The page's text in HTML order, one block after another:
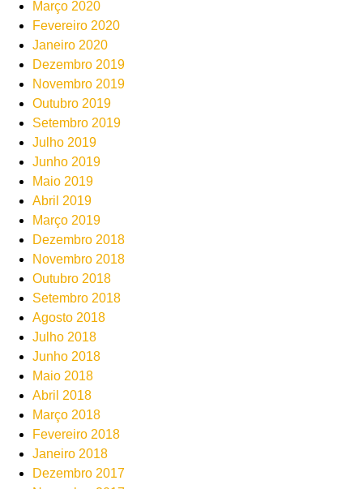
Março 2020
Fevereiro 2020
Janeiro 2020
Dezembro 2019
Novembro 2019
Outubro 2019
Setembro 2019
Julho 2019
Junho 2019
Maio 2019
Abril 2019
Março 2019
Dezembro 2018
Novembro 2018
Outubro 2018
Setembro 2018
Agosto 2018
Julho 2018
Junho 2018
Maio 2018
Abril 2018
Março 2018
Fevereiro 2018
Janeiro 2018
Dezembro 2017